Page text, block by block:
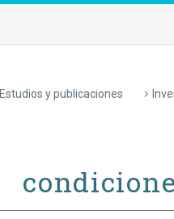
Estudios y publicaciones